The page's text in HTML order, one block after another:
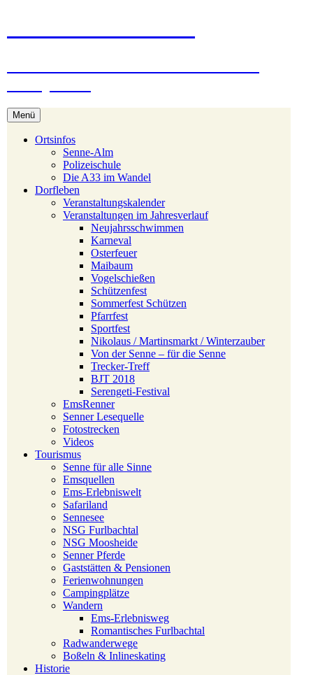
Menü
Ortsinfos
Senne-Alm
Polizeischule
Die A33 im Wandel
Dorfleben
Veranstaltungskalender
Veranstaltungen im Jahresverlauf
Neujahrsschwimmen
Karneval
Osterfeuer
Maibaum
Vogelschießen
Schützenfest
Sommerfest Schützen
Pfarrfest
Sportfest
Nikolaus / Martinsmarkt / Winterzauber
Von der Senne – für die Senne
Trecker-Treff
BJT 2018
Serengeti-Festival
EmsRenner
Senner Lesequelle
Fotostrecken
Videos
Tourismus
Senne für alle Sinne
Emsquellen
Ems-Erlebniswelt
Safariland
Sennesee
NSG Furlbachtal
NSG Moosheide
Senner Pferde
Gaststätten & Pensionen
Ferienwohnungen
Campingplätze
Wandern
Ems-Erlebnisweg
Romantisches Furlbachtal
Radwanderwege
Boßeln & Inlineskating
Historie